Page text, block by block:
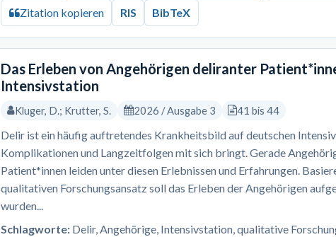
Zitation kopieren RIS BibTeX
Das Erleben von Angehörigen deliranter
Intensivstation
Kluger, D.; Krutter, S. 2026 / Ausgabe 3 41 bis 44
Delir ist ein häufig auftretendes Krankheitsbild auf deutschen
Komplikationen und Langzeitfolgen mit sich bringt. Gerade
Patient*innen leiden unter diesen Erlebnissen und Erfahrungen.
qualitativen Forschungsansatz soll das Erleben der Angehörigen
wurden...
Schlagworte: Delir, Angehörige, Intensivstation, qualitative